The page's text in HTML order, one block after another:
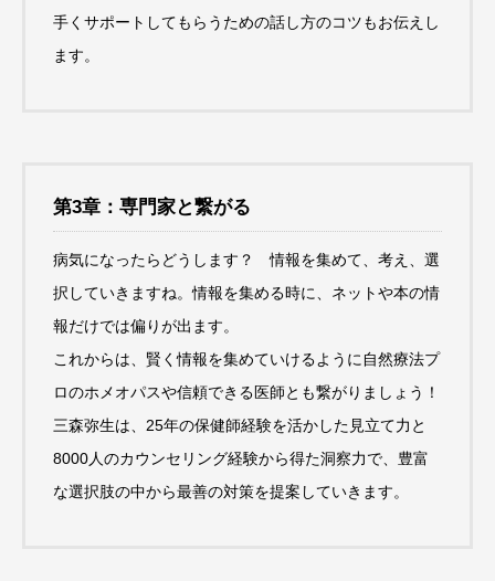
手くサポートしてもらうための話し方のコツもお伝えし
ます。
第3章：専門家と繋がる
病気になったらどうします？ 情報を集めて、考え、選
択していきますね。情報を集める時に、ネットや本の情
報だけでは偏りが出ます。
これからは、賢く情報を集めていけるように自然療法プ
ロのホメオパスや信頼できる医師とも繋がりましょう！
三森弥生は、25年の保健師経験を活かした見立て力と
8000人のカウンセリング経験から得た洞察力で、豊富
な選択肢の中から最善の対策を提案していきます。